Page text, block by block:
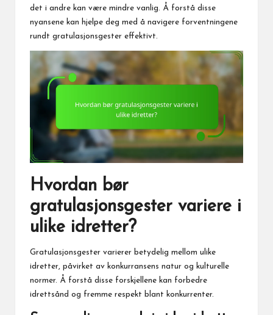
det i andre kan være mindre vanlig. Å forstå disse
nyansene kan hjelpe deg med å navigere forventningene
rundt gratulasjonsgester effektivt.
Hvordan bør
gratulasjonsgester variere i
ulike idretter?
Gratulasjonsgester varierer betydelig mellom ulike
idretter, påvirket av konkurransens natur og kulturelle
normer. Å forstå disse forskjellene kan forbedre
idrettsånd og fremme respekt blant konkurrenter.